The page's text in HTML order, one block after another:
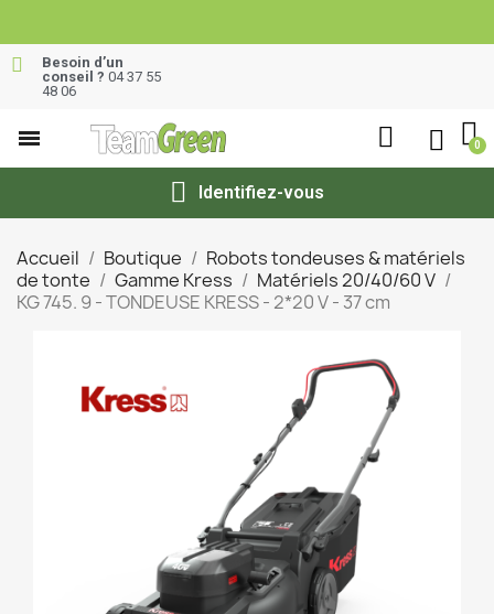
Besoin d’un
conseil ? 04 37 55
48 06
Identifiez-vous
Accueil Boutique
Robots tondeuses & matériels
de tonte
Gamme Kress
Matériels 20/40/60 V
KG 745. 9 - TONDEUSE KRESS - 2*20 V - 37 cm